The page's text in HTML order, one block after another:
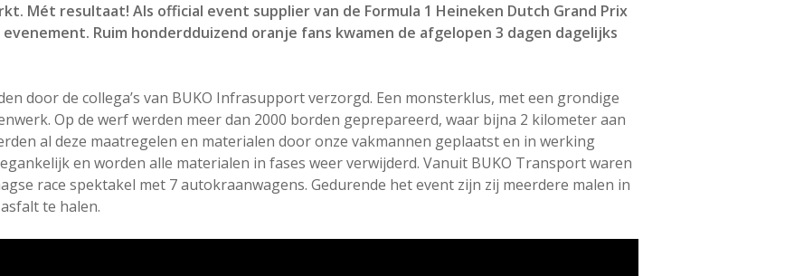
Mét resultaat! Als official event supplier van de Formula 1 Heineken Dutch Grand Prix
Ruim honderdduizend oranje fans kwamen de afgelopen 3 dagen dagelijks
door de collega’s van BUKO Infrasupport verzorgd. Een monsterklus, met een grondige
Op de werf werden meer dan 2000 borden geprepareerd, waar bijna 2 kilometer aan
al deze maatregelen en materialen door onze vakmannen geplaatst en in werking
en worden alle materialen in fases weer verwijderd. Vanuit BUKO Transport waren
race spektakel met 7 autokraanwagens. Gedurende het event zijn zij meerdere malen in
te halen.